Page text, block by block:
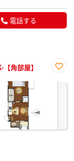
電話する
角部屋】
に入